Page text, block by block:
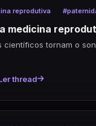
e requisitos:
mão de obra
local